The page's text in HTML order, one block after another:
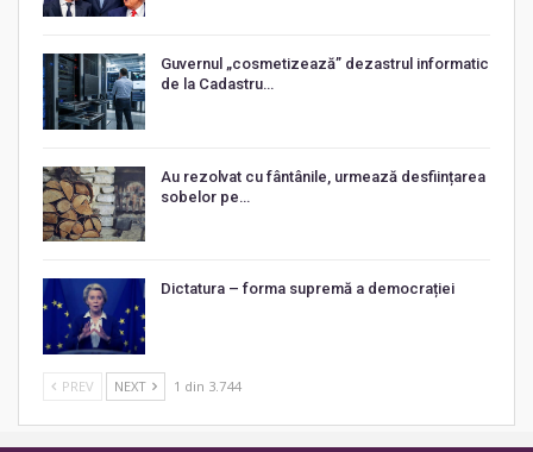
Guvernul „cosmetizează” dezastrul informatic
de la Cadastru…
Au rezolvat cu fântânile, urmează desființarea
sobelor pe…
Dictatura – forma supremă a democrației
PREV NEXT 1 din 3.744